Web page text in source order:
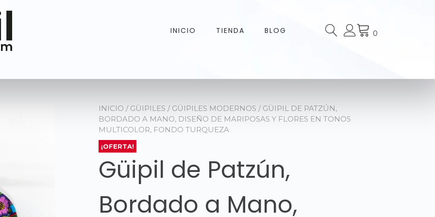
INICIO TIENDA BLOG 0
INICIO / GÜIPILES / GÜIPILES MODERNOS / GÜIPIL DE PATZÚN,
BORDADO A MANO, DISEÑO DE MARIPOSAS Y FLORES EN TONOS
MULTICOLOR, FONDO TURQUEZA
¡OFERTA!
Güipil de Patzún,
Bordado a Mano,